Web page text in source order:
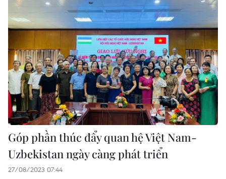
Góp phần thúc đẩy quan hệ Việt Nam-
Uzbekistan ngày càng phát triển
27/08/2023 07:44